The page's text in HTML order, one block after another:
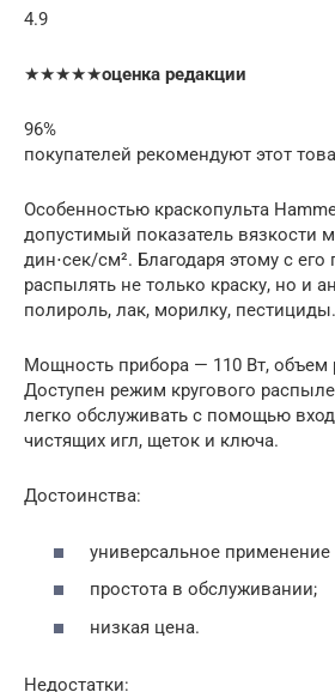
4.9
★★★★★оценка редакции
96%
покупателей рекомендуют этот
Особенностью краскопульта
допустимый показатель вязкости
дин⋅сек/см². Благодаря этому с
распылять не только краску, но и
полироль, лак, морилку, пестициды.
Мощность прибора — 110 Вт, объем
Доступен режим кругового
легко обслуживать с помощью
чистящих игл, щеток и ключа.
Достоинства:
универсальное
простота в обслуживании;
низкая цена.
Недостатки: